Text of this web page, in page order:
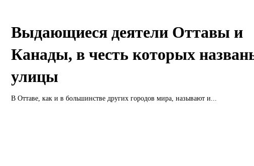
Выдающиеся деятели Оттавы и
Канады, в честь которых
улицы
В Оттаве, как и в большинстве других городов мира, называют и...